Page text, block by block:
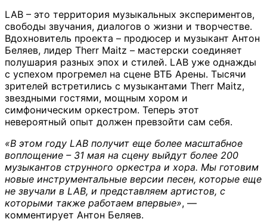
LAB – это территория музыкальных экспериментов,
свободы звучания, диалогов о жизни и творчестве.
Вдохновитель проекта – продюсер и музыкант Антон
Беляев, лидер Therr Maitz – мастерски соединяет
полушария разных эпох и стилей. LAB уже однажды
с успехом прогремел на сцене ВТБ Арены. Тысячи
зрителей встретились с музыкантами Therr Maitz,
звездными гостями, мощным хором и
симфоническим оркестром. Теперь этот
невероятный опыт должен превзойти сам себя.
«В этом году LAB получит еще более масштабное
воплощение – 31 мая на сцену выйдут более 200
музыкантов струнного оркестра и хора. Мы готовим
новые инструментальные версии песен, которые еще
не звучали в LAB, и представляем артистов, с
которыми также работаем впервые», ––
комментирует Антон Беляев.